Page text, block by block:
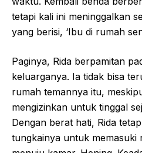
tetapi kali ini meninggalkan
yang berisi, ‘Ibu di rumah
Paginya, Rida berpamitan
keluarganya. Ia tidak bisa
rumah temannya itu,
mengizinkan untuk tinggal
Dengan berat hati, Rida
tungkainya untuk memasuki